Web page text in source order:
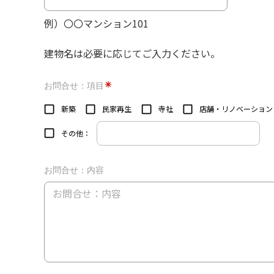
例）〇〇マンション101
建物名は必要に応じてご入力ください。
お問合せ：項目
新築 民家再生 寺社 店舗・リノベーション
その他：
お問合せ：内容